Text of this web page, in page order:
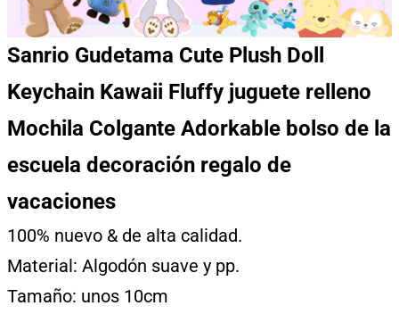
Sanrio Gudetama Cute Plush Doll
Keychain Kawaii Fluffy juguete relleno
Mochila Colgante Adorkable bolso de la
escuela decoración regalo de
vacaciones
100% nuevo & de alta calidad.
Material: Algodón suave y pp.
Tamaño: unos 10cm